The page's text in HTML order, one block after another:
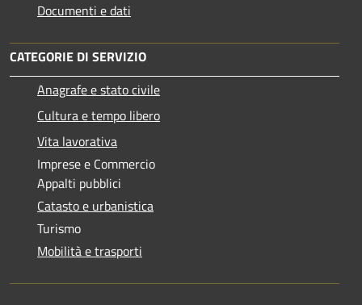
Documenti e dati
CATEGORIE DI SERVIZIO
Anagrafe e stato civile
Cultura e tempo libero
Vita lavorativa
Imprese e Commercio
Appalti pubblici
Catasto e urbanistica
Turismo
Mobilità e trasporti